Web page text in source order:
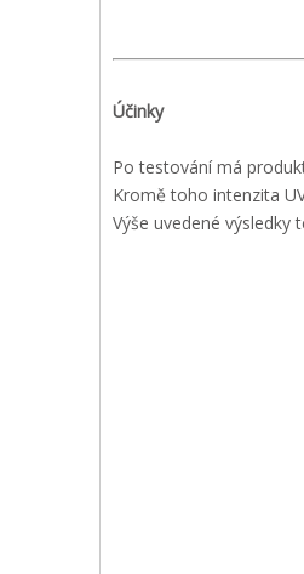
Účinky
Po testování má
Kromě toho intenzita
Výše uvedené